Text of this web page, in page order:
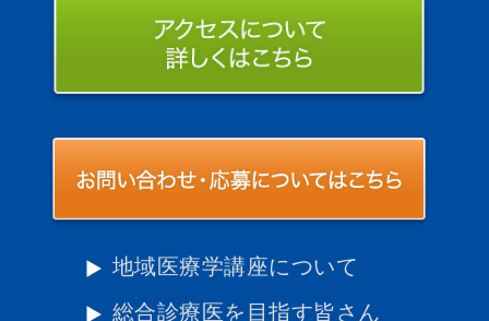
地域医療学講座について
総合診療医を目指す皆さん